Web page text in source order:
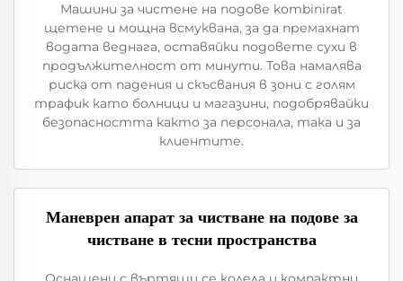
Машини за чистене на подове kombinirat
щетене и мощна всмуквана, за да премахнат
водата веднага, оставяйки подовете сухи в
продължителност от минути. Това намалява
риска от падения и скъсвания в зони с голям
трафик като болници и магазини, подобрявайки
безопасността както за персонала, така и за
клиентите.
Маневрен апарат за чистване на подове за
чистване в тесни пространства